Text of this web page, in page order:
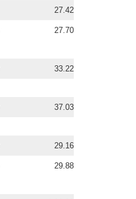
27.42
27.70
33.22
37.03
29.16
29.88